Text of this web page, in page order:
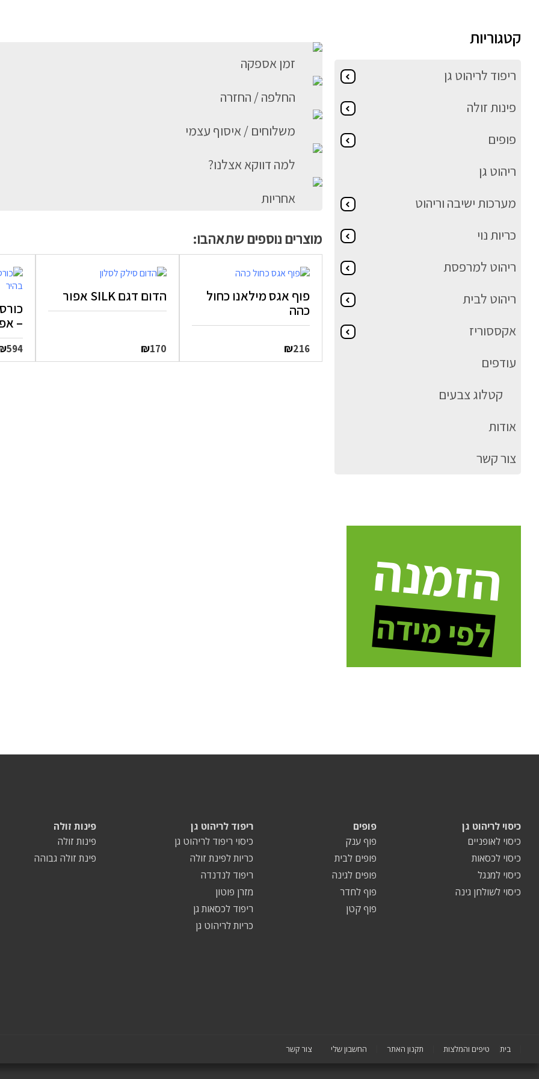
זמן אספקה
החלפה / החזרה
משלוחים / איסוף עצמי
למה דווקא אצלנו?
אחריות
מוצרים נוספים שתאהבו:
פוף אגס מילאנו כחול
כהה
₪216
הדום דגם SILK אפור
₪170
–
594
קטגוריות
ריפוד לריהוט גן
פינות זולה
פופים
ריהוט גן
מערכות ישיבה וריהוט
כריות נוי
ריהוט למרפסת
ריהוט לבית
אקססוריז
עודפים
קטלוג צבעים
אודות
צור קשר
הזמנה
לפי מידה
פינות זולה
פינות זולה
פינת זולה גבוהה
ריפוד לריהוט גן
כיסוי ריפוד לריהוט גן
כריות לפינת זולה
ריפוד לנדנדה
מזרן פוטון
ריפוד לכסאות גן
כריות לריהוט גן
פופים
פוף ענק
פופים לבית
פופים לגינה
פוף לחדר
פוף קטן
כיסוי לריהוט גן
כיסוי לאופניים
כיסוי לכסאות
כיסוי למנגל
כיסוי לשולחן גינה
בית טיפים והמלצות תקנון האתר החשבון שלי צור קשר